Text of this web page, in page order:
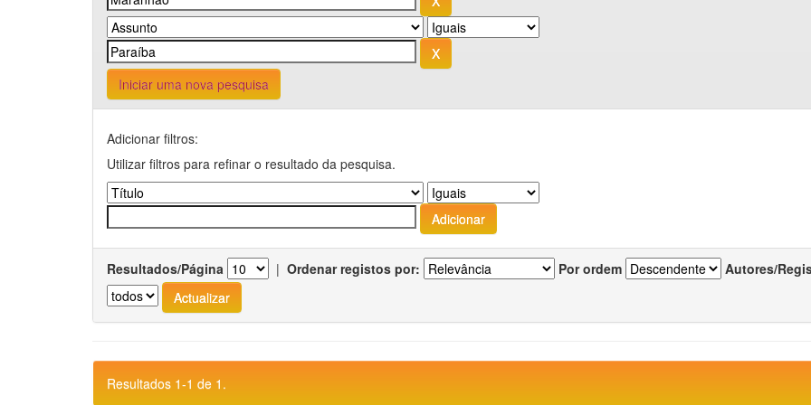
Iniciar uma nova pesquisa
Adicionar filtros:
Utilizar filtros para refinar o resultado da pesquisa.
Resultados/Página | Ordenar registos por: Por ordem Autores/
Resultados 1-1 de 1.